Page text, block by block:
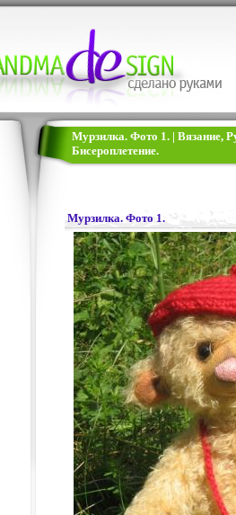
Мурзилка. Фото 1. | Вязание,
Бисероплетение.
Мурзилка. Фото 1.